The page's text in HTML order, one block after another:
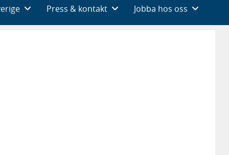
Press & kontakt Jobba hos oss